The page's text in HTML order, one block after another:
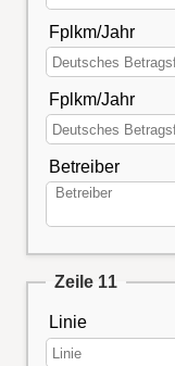
Fplkm/Jahr
Fplkm/Jahr
Betreiber
Zeile 11
Linie